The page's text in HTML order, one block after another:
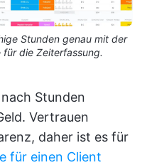
Stunden genau mit der
für die Zeiterfassung.
Stunden
Vertrauen
daher ist es für
für einen Client